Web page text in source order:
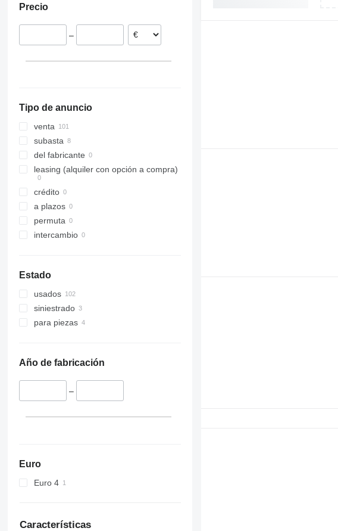
Francia
Rumanía
Precio
–
Tipo de anuncio
venta
subasta
del fabricante
leasing (alquiler con opción a compra)
crédito
a plazos
permuta
intercambio
Estado
usados
siniestrado
para piezas
Año de fabricación
–
Euro
Euro 4
Características